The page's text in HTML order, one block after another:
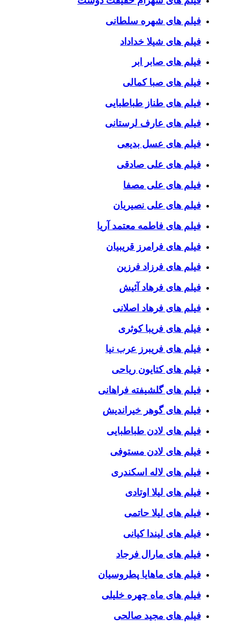
فیلم های شهره سلطانی
فیلم های شیلا خداداد
فیلم های صابر ابر
فیلم های صبا کمالی
فیلم های طناز طباطبایی
فیلم های عارف لرستانی
فیلم های عسل بدیعی
فیلم های علی صادقی
فیلم های علی مصفا
فیلم های علی نصیریان
فیلم های فاطمه معتمد آریا
فیلم های فرامرز قریبیان
فیلم های فرزاد فرزین
فیلم های فرهاد آئیش
فیلم های فرهاد اصلانی
فیلم های فریبا کوثری
فیلم های فریبرز عرب نیا
فیلم های کتایون ریاحی
فیلم های گلشیفته فراهانی
فیلم های گوهر خیراندیش
فیلم های لادن طباطبایی
فیلم های لادن مستوفی
فیلم های لاله اسکندری
فیلم های لیلا اوتادی
فیلم های لیلا حاتمی
فیلم های لیندا کیانی
فیلم های مارال فرجاد
فیلم های ماهایا پطروسیان
فیلم های ماه چهره خلیلی
فیلم های مجید صالحی